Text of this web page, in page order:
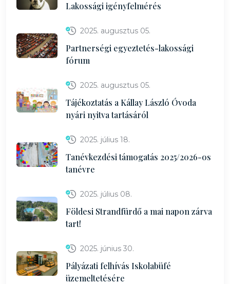
Lakossági igényfelmérés
2025. augusztus 05.
Partnerségi egyeztetés-lakossági
fórum
2025. augusztus 05.
Tájékoztatás a Kállay László Óvoda
nyári nyitva tartásáról
2025. július 18.
Tanévkezdési támogatás 2025/2026-os
tanévre
2025. július 08.
Földesi Strandfürdő a mai napon zárva
tart!
2025. június 30.
Pályázati felhívás Iskolabüfé
üzemeltetésére